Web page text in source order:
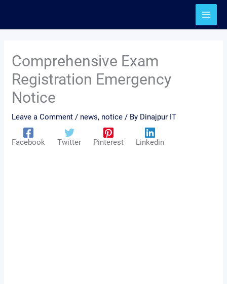
Comprehensive Exam
Registration Emergency
Notice
Leave a Comment / news, notice / By Dinajpur IT
Facebook Twitter Pinterest Linkedin